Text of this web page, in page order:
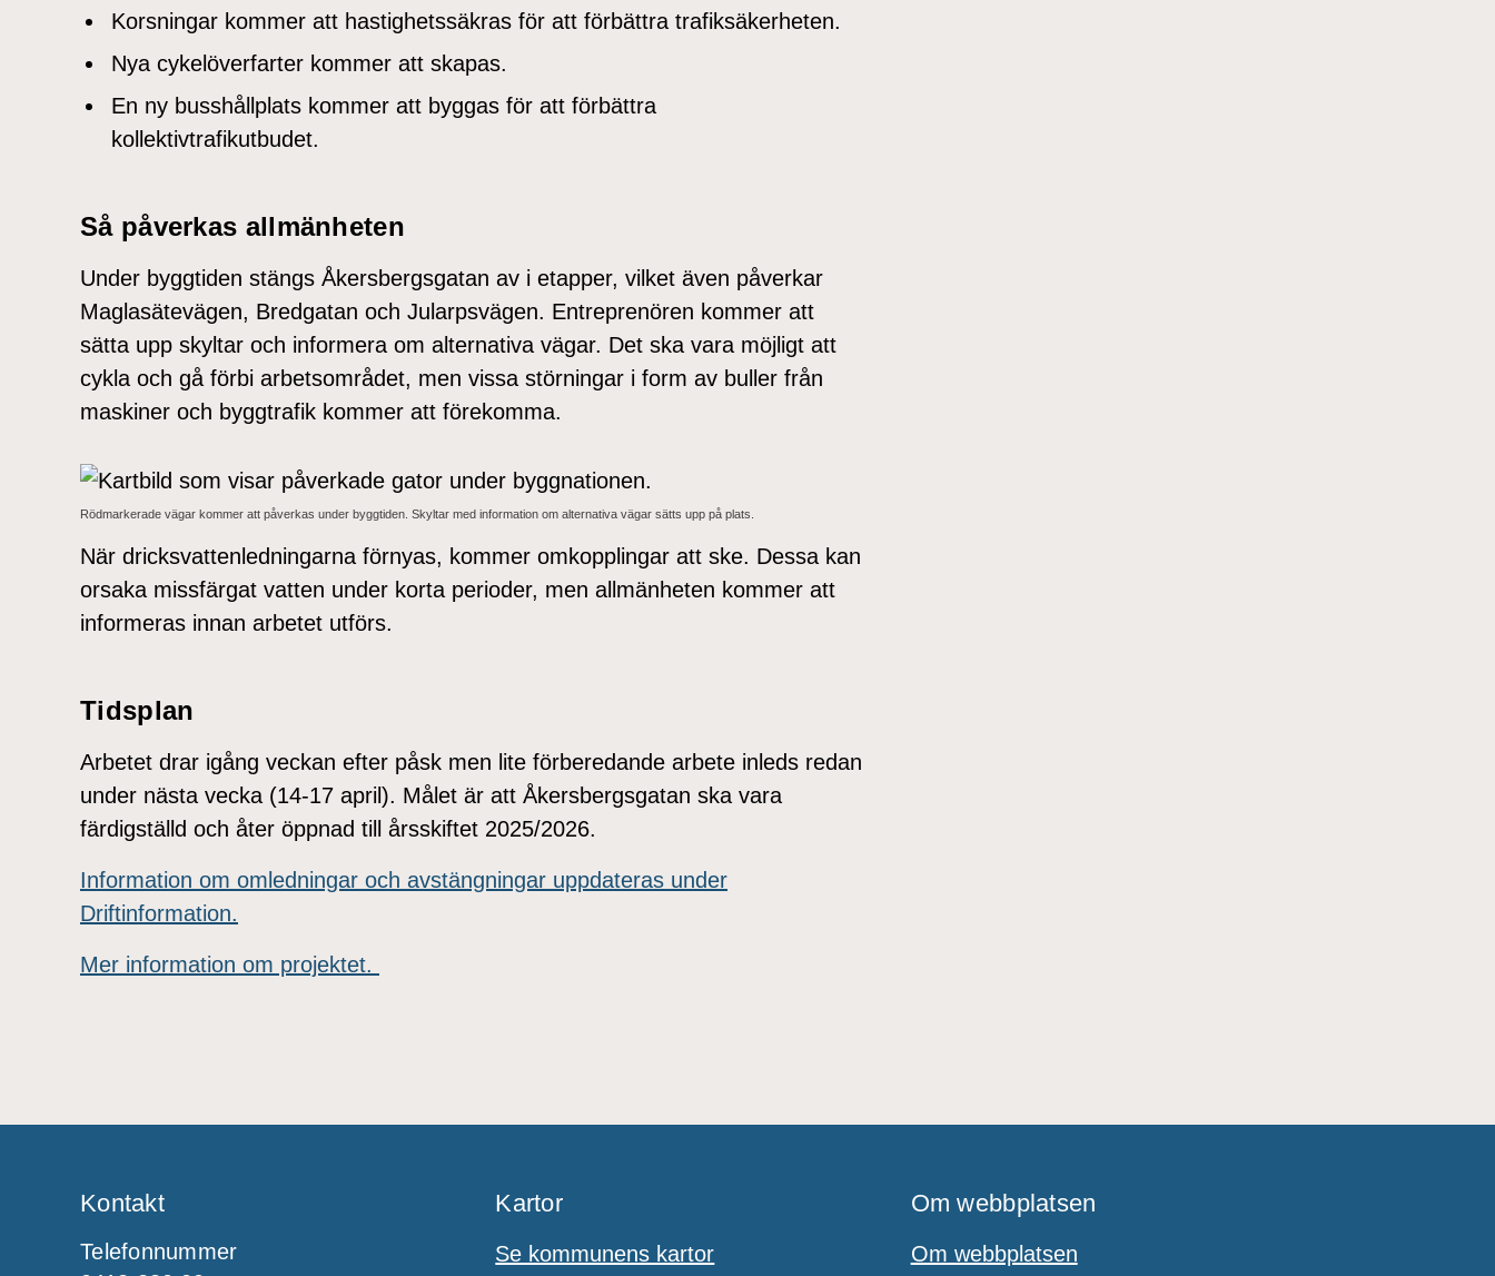
Korsningar kommer att hastighetssäkras för att förbättra trafiksäkerheten.
Nya cykelöverfarter kommer att skapas.
En ny busshållplats kommer att byggas för att förbättra
kollektivtrafikutbudet.
Så påverkas allmänheten
Under byggtiden stängs Åkersbergsgatan av i etapper, vilket även påverkar
Maglasätevägen, Bredgatan och Jularpsvägen. Entreprenören kommer att
sätta upp skyltar och informera om alternativa vägar. Det ska vara möjligt att
cykla och gå förbi arbetsområdet, men vissa störningar i form av buller från
maskiner och byggtrafik kommer att förekomma.
Rödmarkerade vägar kommer att påverkas under byggtiden. Skyltar med information om alternativa vägar sätts upp på plats.
När dricksvattenledningarna förnyas, kommer omkopplingar att ske. Dessa kan
orsaka missfärgat vatten under korta perioder, men allmänheten kommer att
informeras innan arbetet utförs.
Tidsplan
Arbetet drar igång veckan efter påsk men lite förberedande arbete inleds redan
under nästa vecka (14-17 april). Målet är att Åkersbergsgatan ska vara
färdigställd och åter öppnad till årsskiftet 2025/2026.
Information om omledningar och avstängningar uppdateras under
Driftinformation.
Mer information om projektet.
Kontakt
Telefonnummer
Kartor
Se kommunens kartor
Om webbplatsen
Om webbplatsen